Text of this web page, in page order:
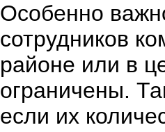
Особенно
сотрудников
районе или в
ограничены.
если их